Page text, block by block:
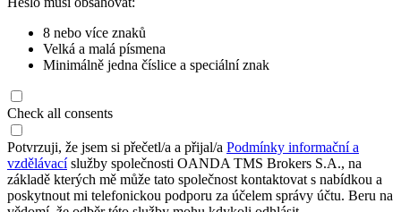
8 nebo více znaků
Velká a malá písmena
Minimálně jedna číslice a speciální znak
Check all consents
Potvrzuji, že jsem si přečetl/a a přijal/a Podmínky informační a
vzdělávacíslužby společnosti OANDA TMS Brokers S.A., na
základě kterých mě může tato společnost kontaktovat s nabídkou a
poskytnout mi telefonickou podporu za účelem správy účtu. Beru na